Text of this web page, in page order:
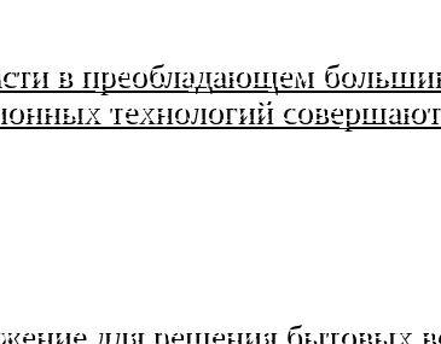
в преобладающем
технологий
для решения бытовых